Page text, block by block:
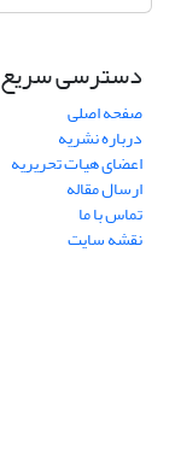
دسترسی سریع
صفحه اصلی
درباره نشریه
اعضای هیات تحریریه
ارسال مقاله
تماس با ما
نقشه سایت